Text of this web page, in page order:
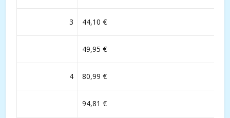
3 44,10 €
49,95 €
4 80,99 €
94,81 €